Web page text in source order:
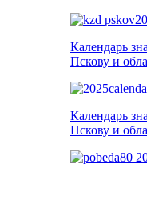
Календарь
Пскову и
Календарь
Пскову и